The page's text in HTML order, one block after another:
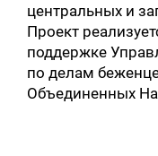
центральных и
Проект
поддержке
по делам
Объединенных